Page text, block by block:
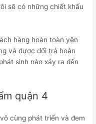
sẽ có những chiết khấu
hàng hoàn toàn yên
và được đổi trả hoàn
sinh nào xảy ra đến
quận 4
cùng phát triển và đem